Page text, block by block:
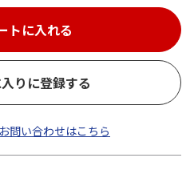
トに入れる
りに登録する
問い合わせはこちら